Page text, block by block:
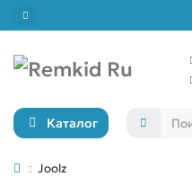
Каталог
Joolz